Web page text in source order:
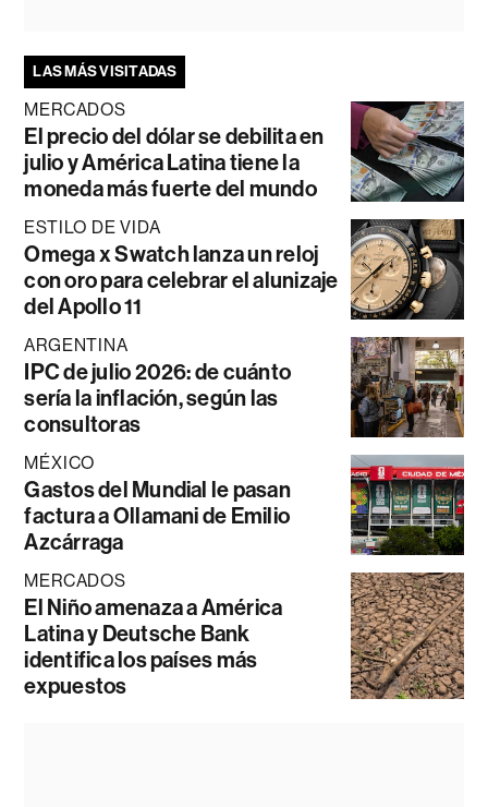
LAS MÁS VISITADAS
MERCADOS
El precio del dólar se debilita en
julio y América Latina tiene la
moneda más fuerte del mundo
ESTILO DE VIDA
Omega x Swatch lanza un reloj
con oro para celebrar el alunizaje
del Apollo 11
ARGENTINA
IPC de julio 2026: de cuánto
sería la inflación, según las
consultoras
MÉXICO
Gastos del Mundial le pasan
factura a Ollamani de Emilio
Azcárraga
MERCADOS
El Niño amenaza a América
Latina y Deutsche Bank
identifica los países más
expuestos